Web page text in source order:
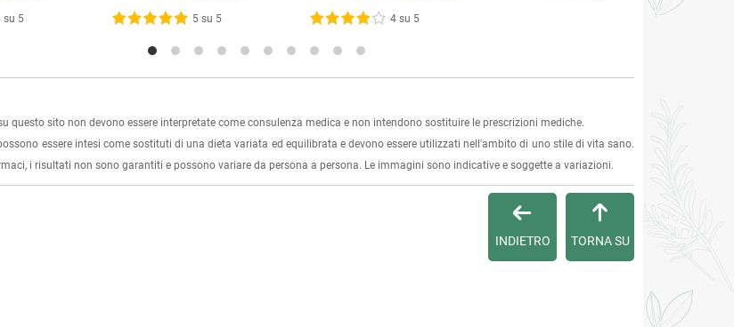
su 5 5 su 5 4 su 5
questo sito non devono essere interpretate come consulenza medica e non intendono sostituire le prescrizioni mediche.
essere intesi come sostituti di una dieta variata ed equilibrata e devono essere utilizzati nell'ambito di uno stile di vita sano.
i risultati non sono garantiti e possono variare da persona a persona. Le immagini sono indicative e soggette a variazioni.
TORNA SU
INDIETRO